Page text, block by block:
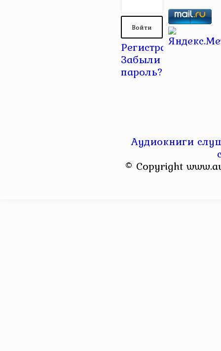
Регистрация |
Забыли
пароль?
Аудиокниги
© Copyright